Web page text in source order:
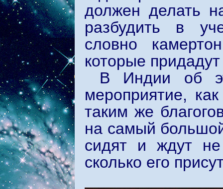
должен делать
разбудить в
словно
которые
В Индии об
мероприятие,
таким же
на самый
сидят и ждут не
сколько его